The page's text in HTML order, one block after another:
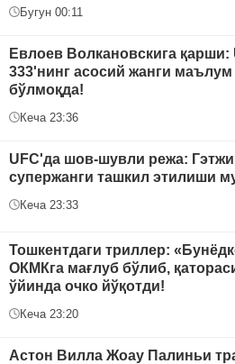
Бугун 00:11
Евлоев Волкановскига қарши:
333'нинг асосий жанги маълум
бўлмоқда!
Кеча 23:36
UFC'да шов-шувли режа:
супержанги ташкил этилиши
Кеча 23:33
Тошкентдаги триллер:
ОКМКга мағлуб бўлиб,
ўйинда очко йўқотди!
Кеча 23:20
Астон Вилла Жоау Палиньи